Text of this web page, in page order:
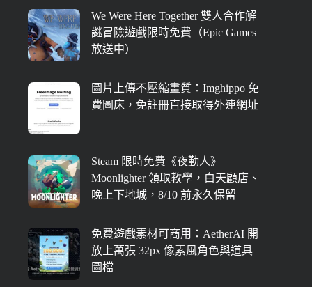
We Were Here Together 雙人合作解
謎冒險遊戲限時免費（Epic Games
放送中）
圖片上傳不壓縮畫質：Imghippo 免
費圖床，免註冊直接取得外連網址
Steam 限時免費《夜勤人》
Moonlighter 領取教學，白天顧店、
晚上下地城，8/10 前永久保留
免費遊戲素材可商用：AetherAI 開
放上萬張 32px 像素風角色與道具
圖檔